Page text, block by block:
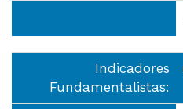
Indicadores
Fundamentalistas: